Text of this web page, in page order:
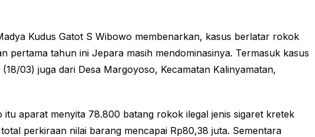
Kudus Gatot S Wibowo membenarkan, kasus berlatar rokok
pertama tahun ini Jepara masih mendominasinya. Termasuk kasus
03) juga dari Desa Margoyoso, Kecamatan Kalinyamatan,
itu aparat menyita 78.800 batang rokok ilegal jenis sigaret kretek
perkiraan nilai barang mencapai Rp80,38 juta. Sementara